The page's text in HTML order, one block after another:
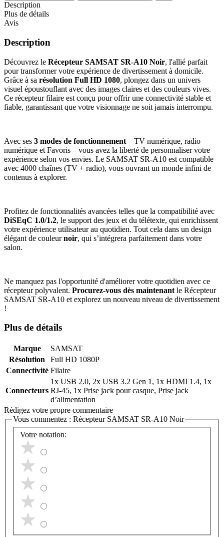
Description
Plus de détails
Avis
Description
Découvrez le Récepteur SAMSAT SR-A10 Noir, l'allié parfait
pour transformer votre expérience de divertissement à domicile.
Grâce à sa résolution Full HD 1080, plongez dans un univers
visuel époustouflant avec des images claires et des couleurs vives.
Ce récepteur filaire est conçu pour offrir une connectivité stable et
fiable, garantissant que votre visionnage ne soit jamais interrompu.
Avec ses 3 modes de fonctionnement – TV numérique, radio
numérique et Favoris – vous avez la liberté de personnaliser votre
expérience selon vos envies. Le SAMSAT SR-A10 est compatible
avec 4000 chaînes (TV + radio), vous ouvrant un monde infini de
contenus à explorer.
Profitez de fonctionnalités avancées telles que la compatibilité avec
DiSEqC 1.0/1.2, le support des jeux et du télétexte, qui enrichissent
votre expérience utilisateur au quotidien. Tout cela dans un design
élégant de couleurnoir, qui s’intégrera parfaitement dans votre
salon.
Ne manquez pas l'opportunité d'améliorer votre quotidien avec ce
récepteur polyvalent. Procurez-vous dès maintenant le Récepteur
SAMSAT SR-A10 et explorez un nouveau niveau de divertissement
!
Plus de détails
Marque
SAMSAT
Résolution
Full HD 1080P
Connectivité Filaire
Connecteurs
1x USB 2.0, 2x USB 3.2 Gen 1, 1x HDMI 1.4, 1x
RJ-45, 1x Prise jack pour casque, Prise jack
d’alimentation
Rédigez votre propre commentaire
Vous commentez : Récepteur SAMSAT SR-A10 Noir
Votre notation: